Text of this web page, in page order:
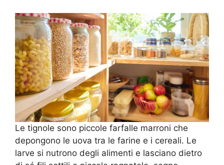
Le tignole sono piccole farfalle marroni che
depongono le uova tra le farine e i cereali. Le
larve si nutrono degli alimenti e lasciano dietro